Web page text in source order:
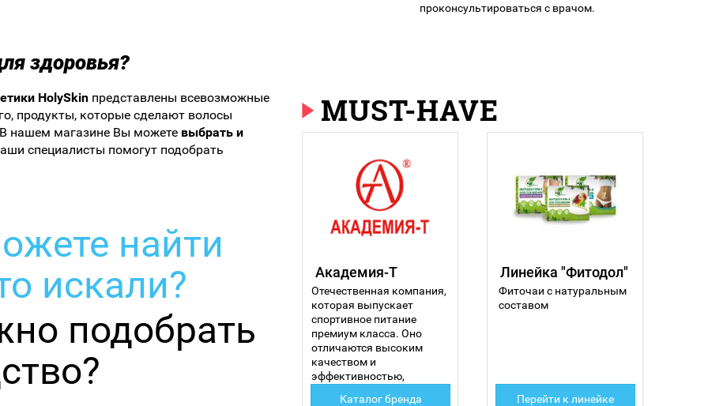
проконсультироваться с врачом.
здоровья?
HolySkin представлены всевозможные
продукты, которые сделают волосы
В нашем магазине Вы можете выбрать и
специалисты помогут подобрать
найти
искали?
подобрать
MUST-HAVE
Академия-Т
Отечественная компания,
которая выпускает
спортивное питание
премиум класса. Оно
отличаются высоким
качеством и
эффективностью,
Каталог бренда
Линейка "Фитодол"
Фиточаи с натуральным
составом
Перейти к линейке